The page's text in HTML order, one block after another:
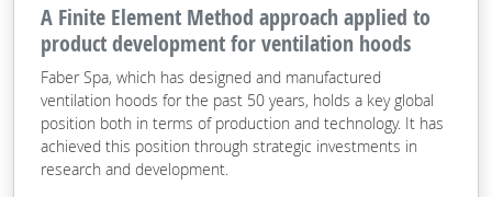
A Finite Element Method approach applied to
product development for ventilation hoods
Faber Spa, which has designed and manufactured
ventilation hoods for the past 50 years, holds a key global
position both in terms of production and technology. It has
achieved this position through strategic investments in
research and development.